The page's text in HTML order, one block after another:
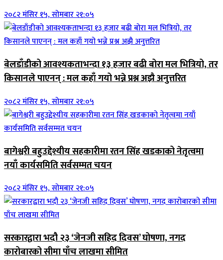
२०८२ मंसिर १५, सोमबार २१:०५
बेलडाँडीको आवश्यकताभन्दा १३ हजार बढी बोरा मल भित्रियो, तर
किसानले पाएनन् : मल कहाँ गयो भन्ने प्रश्न अझै अनुत्तरित
२०८२ मंसिर १५, सोमबार २१:०५
बागेश्वरी बहुउद्देश्यीय सहकारीमा रतन सिंह खडकाको नेतृत्वमा
नयाँ कार्यसमिति सर्वसम्मत चयन
२०८२ मंसिर १५, सोमबार २१:०५
सरकारद्वारा भदौ २३ ‘जेनजी सहिद दिवस’ घोषणा, नगद
कारोबारको सीमा पाँच लाखमा सीमित